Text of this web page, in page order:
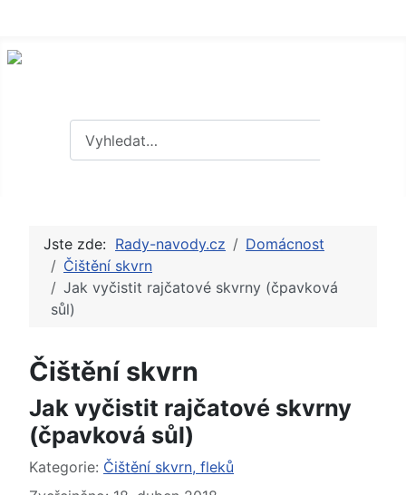
Jste zde: Rady-navody.cz
Domácnost
Čištění skvrn
Jak vyčistit rajčatové skvrny (čpavková
sůl)
Čištění skvrn
Jak vyčistit rajčatové skvrny
(čpavková sůl)
Základní údaje
Kategorie: Čištění skvrn, fleků